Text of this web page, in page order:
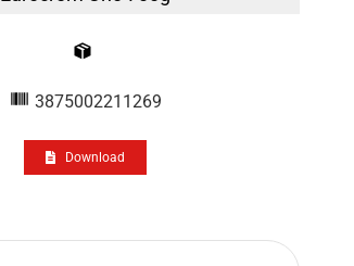
3875002211269
Download